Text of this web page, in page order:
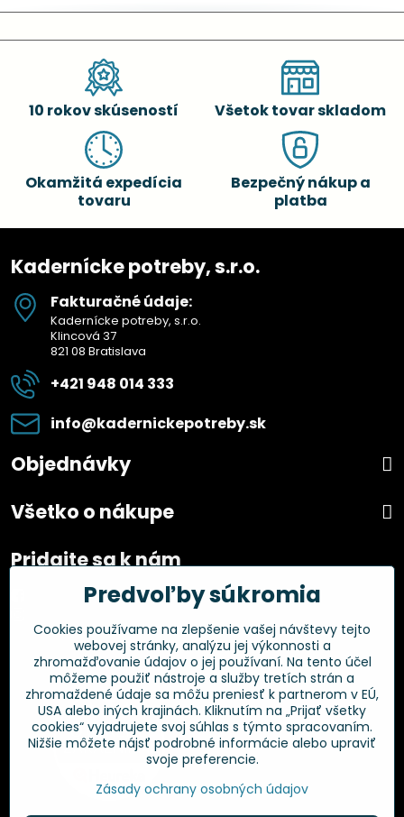
10 rokov skúseností Všetok tovar skladom
Okamžitá expedícia
tovaru
Bezpečný nákup a
platba
Kadernícke potreby, s.r.o.
Fakturačné údaje:
Kadernícke potreby, s.r.o.
Klincová 37
821 08 Bratislava
+421 948 014 333
info​@kadernickepotreby​.sk
Objednávky
Všetko o nákupe
Pridajte sa k nám
Facebook
Overené zákazníkmi
Predvoľby súkromia
Cookies používame na zlepšenie vašej návštevy tejto
webovej stránky, analýzu jej výkonnosti a
zhromažďovanie údajov o jej používaní. Na tento účel
môžeme použiť nástroje a služby tretích strán a
zhromaždené údaje sa môžu preniesť k partnerom v EÚ,
USA alebo iných krajinách. Kliknutím na „Prijať všetky
cookies“ vyjadrujete svoj súhlas s týmto spracovaním.
Nižšie môžete nájsť podrobné informácie alebo upraviť
svoje preferencie.
Zásady ochrany osobných údajov